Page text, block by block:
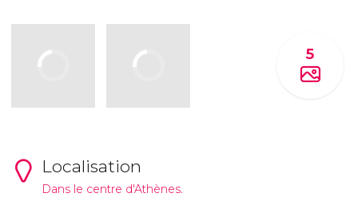
5
Localisation
Dans le centre d'Athènes.